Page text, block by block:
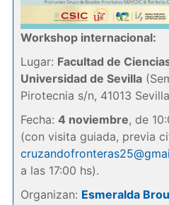
Workshop internacional:
Lugar: Facultad de
Universidad de Sevilla
Pirotecnia s/n, 41013
Fecha: 4 noviembre, de
(con visita guiada, previa
a las 17:00 hs).
Organizan: Esmeralda